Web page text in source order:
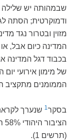
שבמהותה יש שלילה
ודמוקרטית; הסתה
מזוין ובטרור נגד
המדינה כיום אבל,
בכבוד דגל המדינה
של מימון אירועי
הממומנים מתקציב
בסקר1 שנערך
(תרשים 1).